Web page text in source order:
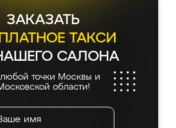
ЗАКАЗАТЬ
ТАКСИ
САЛОНА
точки Москвы и
области!